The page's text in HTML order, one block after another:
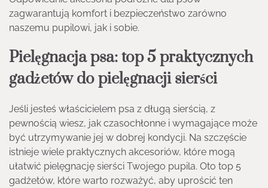
zagwarantują komfort i bezpieczeństwo zarówno
naszemu pupilowi, jak i sobie.
Pielęgnacja psa: top 5 praktycznych
gadżetów do pielęgnacji sierści
Jeśli jesteś właścicielem psa z długą sierścią, z
pewnością wiesz, jak czasochłonne i wymagające może
być utrzymywanie jej w dobrej kondycji. Na szczęście
istnieje wiele praktycznych akcesoriów, które mogą
ułatwić pielęgnację sierści Twojego pupila. Oto top 5
gadżetów, które warto rozważyć, aby uprościć ten